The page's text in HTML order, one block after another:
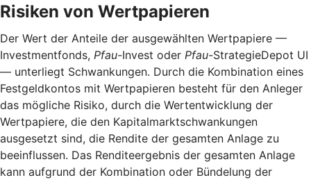
Risiken von Wertpapieren
Der Wert der Anteile der ausgewählten Wertpapiere —
Investmentfonds, Pfau-Invest oder Pfau-StrategieDepot UI
— unterliegt Schwankungen. Durch die Kombination eines
Festgeldkontos mit Wertpapieren besteht für den Anleger
das mögliche Risiko, durch die Wertentwicklung der
Wertpapiere, die den Kapitalmarktschwankungen
ausgesetzt sind, die Rendite der gesamten Anlage zu
beeinflussen. Das Renditeergebnis der gesamten Anlage
kann aufgrund der Kombination oder Bündelung der